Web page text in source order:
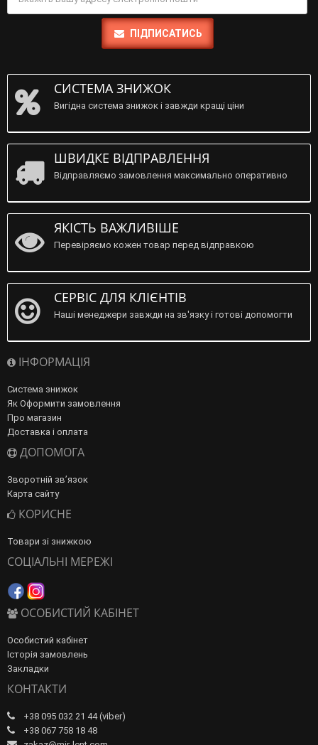
ПІДПИСАТИСЬ
СИСТЕМА ЗНИЖОК
Вигідна система знижок і завжди кращі ціни
ШВИДКЕ ВІДПРАВЛЕННЯ
Відправляємо замовлення максимально оперативно
ЯКІСТЬ ВАЖЛИВІШЕ
Перевіряємо кожен товар перед відправкою
СЕРВІС ДЛЯ КЛІЄНТІВ
Наші менеджери завжди на зв'язку і готові допомогти
ІНФОРМАЦІЯ
Система знижок
Як Оформити замовлення
Про магазин
Доставка і оплата
ДОПОМОГА
Зворотній зв’язок
Карта сайту
КОРИСНЕ
Товари зі знижкою
СОЦІАЛЬНІ МЕРЕЖІ
ОСОБИСТИЙ КАБІНЕТ
Особистий кабінет
Історія замовлень
Закладки
КОНТАКТИ
+38 095 032 21 44 (viber)
+38 067 758 18 48